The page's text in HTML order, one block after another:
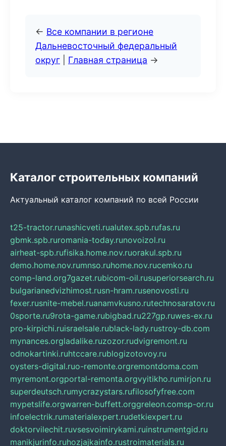
← Все компании в регионе
Дальневосточный федеральный
округ
Главная страница →
Каталог строительных компаний
Актуальный каталог компаний по всей России
t25-tractor.runashicveti.rualutex.spb.rufas.ru
gbmk.spb.ruromania-today.runovoizol.ru
airheat-spb.rufisika.home.nov.ruorakul.spb.ru
demo.home.nov.rumnso.ruhome.nov.rucemko.ru
comp-land.org7gazet.rubicom-oil.rusuperiorsearch.ru
bulgarianedvizhimost.rusn-hram.rusenovosti.ru
fexer.rusnite-mebel.ruanamvkusno.rutechnosaratov.ru
0sporte.ru9rota-game.rubigbad.ru227gp.ruwes-ex.ru
pro-kirpichi.ruisraelsale.rublack-lady.rustroy-db.com
mynances.orgladalike.ruzozor.rudvigremont.ru
odnokartinki.ruhtccare.rublogizotovoy.ru
oysters-digital.ruo-remonte.orgremontdoma.com
myremont.orgportal-remonta.orgvyitikho.rumirjon.ru
superdeutsch.rumycrazystars.rufilosofyfree.com
mypetslife.orgwarren-buffett.orggreleon.comsp-or.ru
infoelectrik.rumaterialexpert.rudetkiexpert.ru
doktorvilechit.ruvsesvoimirykami.ruinstrumentgid.ru
manikjurinfo.ruhozjajkainfo.rustroimaterials.ru